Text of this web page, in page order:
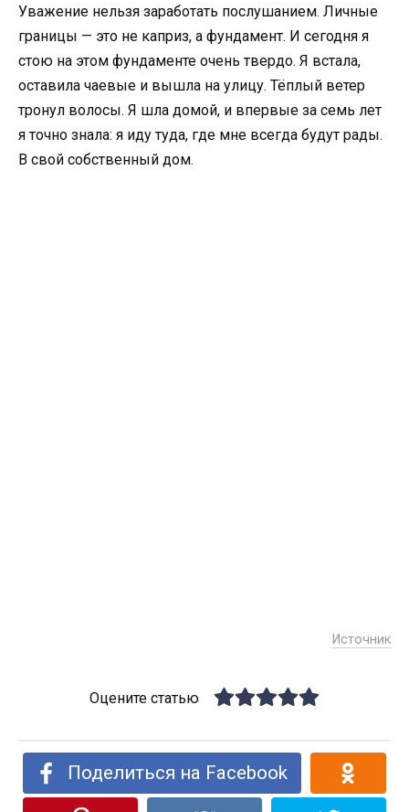
Уважение нельзя заработать послушанием. Личные
границы — это не каприз, а фундамент. И сегодня я
стою на этом фундаменте очень твердо. Я встала,
оставила чаевые и вышла на улицу. Тёплый ветер
тронул волосы. Я шла домой, и впервые за семь лет
я точно знала: я иду туда, где мне всегда будут рады.
В свой собственный дом.
Источник
Оцените статью
Поделиться на Facebook